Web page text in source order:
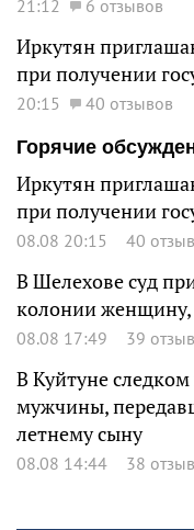
21:12 6 отзывов
Иркутян
при получении
20:15
40 отзывов
Горячие
Иркутян
при получении
08.08 20:15 40
В Шелехове суд
колонии женщину,
08.08 17:49 39
В Куйтуне
мужчины,
летнему сыну
08.08 14:44 38